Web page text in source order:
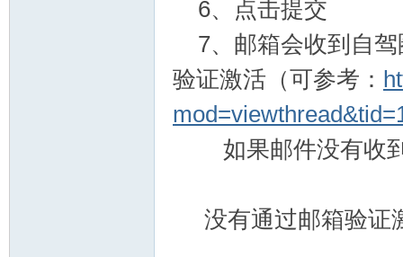
6、点击提交
7、邮箱会收到自驾
验证激活（可参考：
如果邮件没有收到
没有通过邮箱验证